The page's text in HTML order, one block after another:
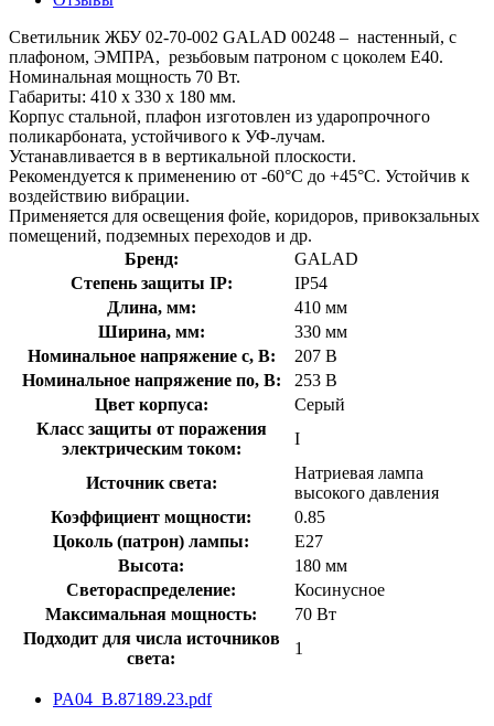
Светильник ЖБУ 02-70-002 GALAD 00248 – настенный, с
плафоном, ЭМПРА, резьбовым патроном с цоколем Е40.
Номинальная мощность 70 Вт.
Габариты: 410 x 330 x 180 мм.
Корпус стальной, плафон изготовлен из ударопрочного
поликарбоната, устойчивого к УФ-лучам.
Устанавливается в в вертикальной плоскости.
Рекомендуется к применению от -60°С до +45°С. Устойчив к
воздействию вибрации.
Применяется для освещения фойе, коридоров, привокзальных
помещений, подземных переходов и др.
Бренд:
GALAD
Степень защиты IP:
IP54
Длина, мм:
410 мм
Ширина, мм:
330 мм
Номинальное напряжение с, В:
207 В
Номинальное напряжение по, В:
253 В
Цвет корпуса:
Серый
Класс защиты от поражения
электрическим током:
I
Источник света:
Натриевая лампа
высокого давления
Коэффициент мощности:
0.85
Цоколь (патрон) лампы:
E27
Высота:
180 мм
Светораспределение:
Косинусное
Максимальная мощность:
70 Вт
Подходит для числа источников
света:
1
PA04_B.87189.23.pdf